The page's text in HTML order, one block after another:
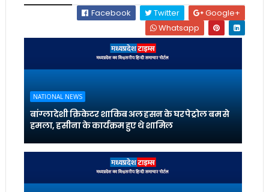
Facebook
Twitter
Google+
Whatsapp
NATIONAL NEWS
बांग्लादेशी क्रिकेटर शाकिब अल हसन के घर पेट्रोल बम से
हमला, हसीना के कार्यक्रम हुए थे शामिल